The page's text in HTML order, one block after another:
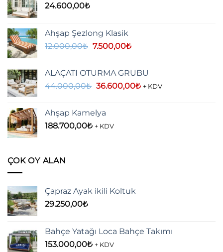
24.600,00₺
Ahşap Şezlong Klasik
12.000,00₺ Orijinal
7.500,00₺Şu
7.500,00₺.
ALAÇATI OTURMA GRUBU
44.000,00₺ Orijinal
36.600,00₺Şu
+ KDV
Ahşap Kamelya
188.700,00₺ + KDV
ÇOK OY ALAN
Çapraz Ayak ikili Koltuk
29.250,00₺
Bahçe Yatağı Loca Bahçe Takımı
153.000,00₺ + KDV